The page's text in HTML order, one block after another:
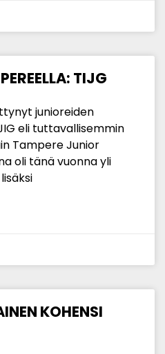
TIJG
junioreiden
eli tuttavallisemmin
Tampere Junior
oli tänä vuonna yli
KOHENSI